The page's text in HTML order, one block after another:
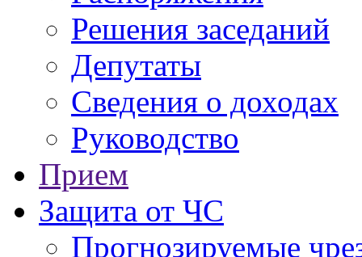
Решения заседаний
Депутаты
Сведения о доходах
Руководство
Прием
Защита от ЧС
Прогнозируемые